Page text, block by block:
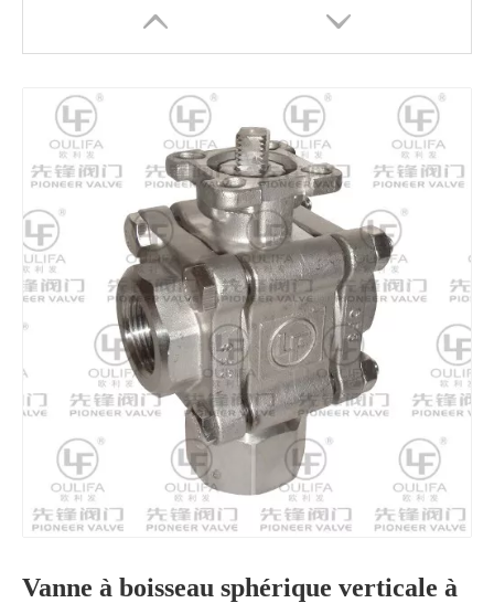
Vanne à boisseau sphérique 3 voies duplex XSLQ44F Vanne à boisseau sphérique 3 voies haute pression Q14F-PN160
Vanne à boisseau sphérique verticale à